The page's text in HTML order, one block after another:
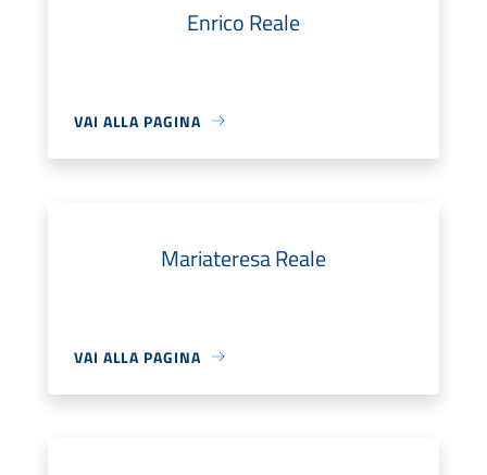
Enrico Reale
VAI ALLA PAGINA
Mariateresa Reale
VAI ALLA PAGINA